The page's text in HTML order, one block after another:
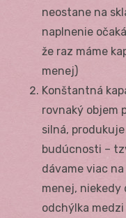
neostane na
naplnenie
že raz máme
menej)
Konštantná
rovnaký objem
silná,
budúcnosti –
dávame viac
menej, niekedy
odchýlka